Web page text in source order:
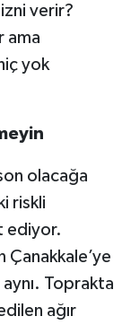
verir?
ama
yok
olacağa
riskli
ediyor.
Çanakkale’ye
Toprakta
ağır